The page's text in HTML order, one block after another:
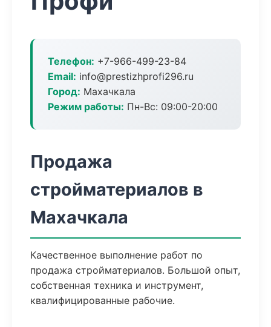
Телефон: +7-966-499-23-84
Email: info@prestizhprofi296.ru
Город: Махачкала
Режим работы: Пн-Вс: 09:00-20:00
Продажа
стройматериалов в
Махачкала
Качественное выполнение работ по
продажа стройматериалов. Большой опыт,
собственная техника и инструмент,
квалифицированные рабочие.